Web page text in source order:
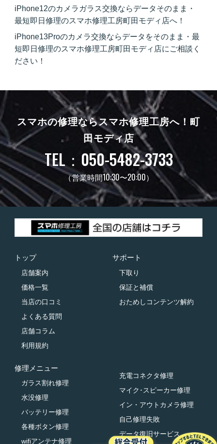
iPhone12のカメラガラス交換ならデータそのまま・
最短即日修理のスマホ修理工房町田モディ店へ！
iPhone13Proのカメラ交換ならデータをそのまま・最
短即日修理のスマホ修理工房町田モディ店にご相談く
ださい！
スマホの修理ならスマホ修理工房へ！ 町
田モディ店
TEL：050-5482-3733
（営業時間10:30〜20:00）
トップ
店舗案内
価格一覧
当店の口コミ
よくある質問
店舗コラム
利用規約
サポート
下取り
保証と補償
おためしコンテンツ解約
修理メニュー
ガラス割れ修理
水没修理
バッテリー修理
各種ボタン修理
wifiアンテナ修理
充電コネクタ修理
マイク･スピーカー修理
イン・アウトカメラ修理
自己修理失敗
データ復旧サービス